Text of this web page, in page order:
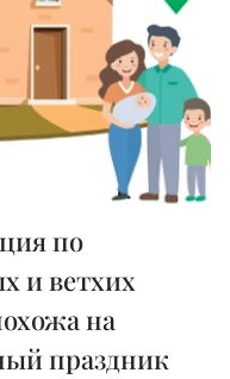
по
и ветхих
на
праздник